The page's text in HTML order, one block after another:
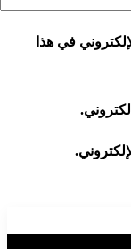
في هذا